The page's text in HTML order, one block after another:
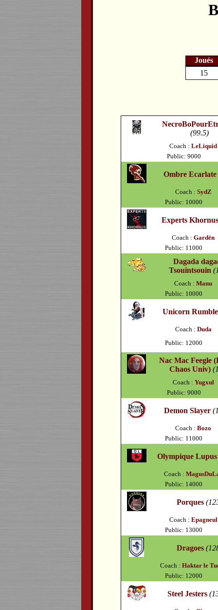
Joués
15
(99.5)
Coach :LeLiquid
Public: 9000
Ombre Ecarlate
Coach : SydZ
Public: 10000
Experts
Coach :Gardën
Public: 11000
Dagada
Tsouintsouin
Coach :Manu
Public: 10000
Unicorn Rumble
Coach : Duda
Public: 12000
Nac Mac Feegle
Chaos Univ)
Coach : Yugxul
Public: 9000
Demon Slayer
Coach :Bozo
Public: 11000
Olympique Lupus
Coach :
Public: 14000
Porques
Coach : Epagneul
Public: 13000
Dragoes
Coach :Haktar le
Public: 12000
Steel Jesters